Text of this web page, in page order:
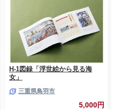
H-1図録「浮世絵から見る海
女」
三重県鳥羽市
5,000円